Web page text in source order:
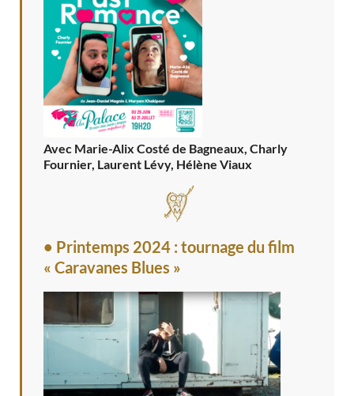
Avec Marie-Alix Costé de Bagneaux, Charly
Fournier, Laurent Lévy, Hélène Viaux
• Printemps 2024 : tournage du film
« Caravanes Blues »